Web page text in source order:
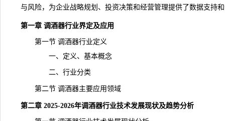
与风险，为企业战略规划、投资决策和经营管理提供了数据支持
第一章 调酒器行业界定及应用
第一节 调酒器行业定义
一、定义、基本概念
二、行业分类
第二节 调酒器主要应用领域
第二章 2025-2026年调酒器行业技术发展现状及趋势分析